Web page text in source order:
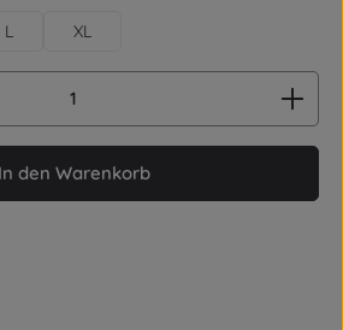
L XL
Gib den gewünschten Wert
In den Warenkorb